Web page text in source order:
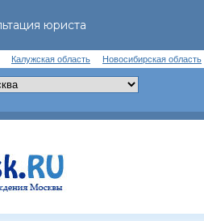
Калужская область Новосибирская область